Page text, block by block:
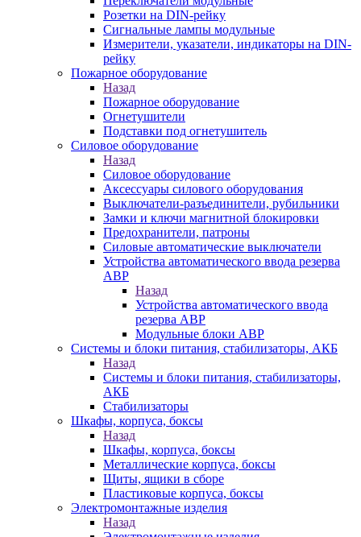
Розетки на DIN-рейку
Сигнальные лампы модульные
Измерители, указатели, индикаторы на DIN-
рейку
Пожарное оборудование
Назад
Пожарное оборудование
Огнетушители
Подставки под огнетушитель
Силовое оборудование
Назад
Силовое оборудование
Аксессуары силового оборудования
Выключатели-разъединители, рубильники
Замки и ключи магнитной блокировки
Предохранители, патроны
Силовые автоматические выключатели
Устройства автоматического ввода резерва
АВР
Назад
Устройства автоматического ввода
резерва АВР
Модульные блоки АВР
Системы и блоки питания, стабилизаторы, АКБ
Назад
Системы и блоки питания, стабилизаторы,
АКБ
Стабилизаторы
Шкафы, корпуса, боксы
Назад
Шкафы, корпуса, боксы
Металлические корпуса, боксы
Щиты, ящики в сборе
Пластиковые корпуса, боксы
Электромонтажные изделия
Назад